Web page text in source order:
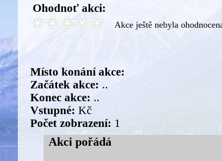
Ohodnoť akci:
Akce ještě nebyla
Místo konání akce:
Začátek akce: ..
Konec akce: ..
Vstupné: Kč
Počet zobrazení: 1
Akci pořádá